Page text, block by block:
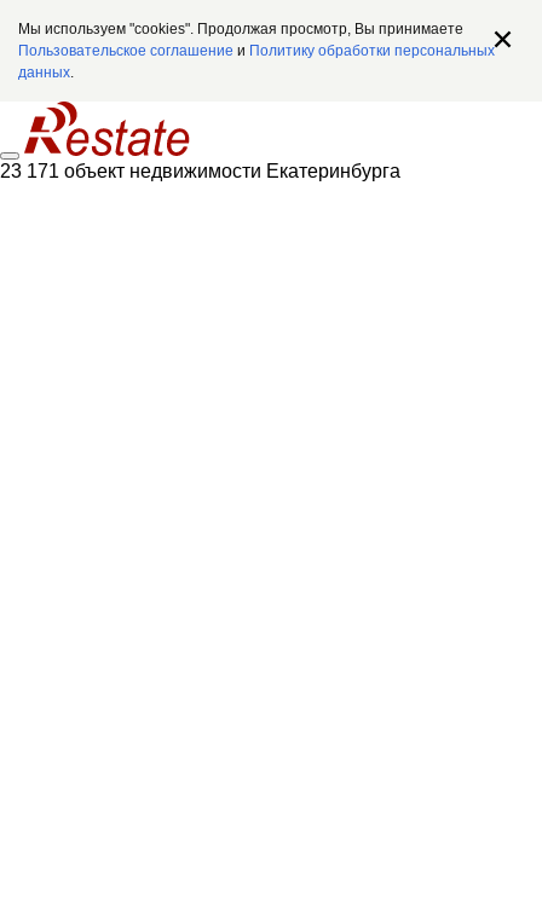
Мы используем "cookies". Продолжая просмотр, Вы принимаете
Пользовательское соглашение и Политику обработки персональных
данных.
23 171 объект недвижимости Екатеринбурга